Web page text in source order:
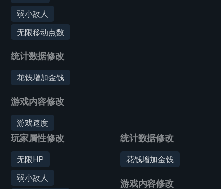
弱小敌人
无限移动点数
统计数据修改
花钱增加金钱
游戏内容修改
游戏速度
玩家属性修改
无限HP
弱小敌人
统计数据修改
花钱增加金钱
游戏内容修改